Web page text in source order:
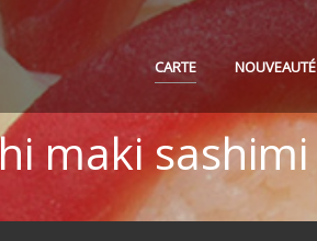
CARTE NOUVEAUTÉ
maki sashimi